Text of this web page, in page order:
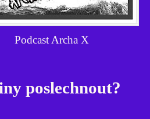
Podcast Archa X
poslechnout?